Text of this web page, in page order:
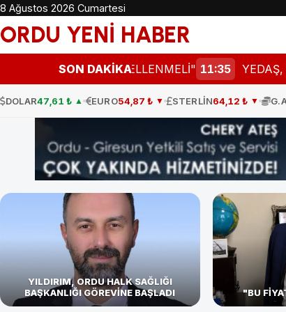
8 Ağustos 2026 Cumartesi
ORDU YENİ HABER
SON DAKİKA
GÜNCELLENMELİ" 11:35 YEDAŞ, GENÇ
DOLAR47,61 ₺ ▲ EURO54,87 ₺ ▼ STERLİN64,12 ₺ ▼
YILDIRIM, ORDU HALK SAĞLIĞI
BAŞKANLIĞI GÖREVİNE BAŞLADI
"BU